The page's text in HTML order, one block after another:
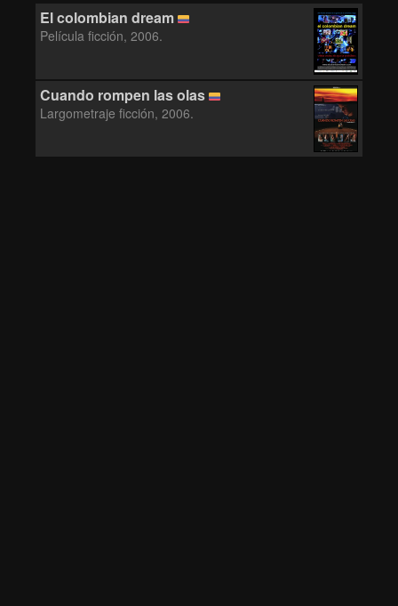
El colombian dream
Película ficción, 2006.
Cuando rompen las olas
Largometraje ficción, 2006.